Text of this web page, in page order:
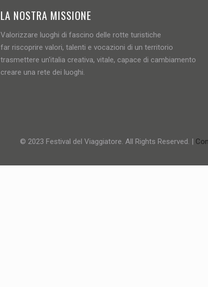
LA NOSTRA MISSIONE
Valorizzare luoghi di fascino delle rotte turistiche
far riscoprire valori, talenti e vocazioni di un territorio
trasmettere un'italia creativa, vitale, capace di cambiamento
creare una rete dei luoghi.
© 2023 Festival del Viaggiatore. All Rights Reserved. |